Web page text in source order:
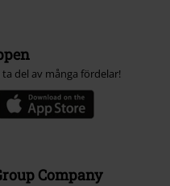
del av många fördelar!
Company